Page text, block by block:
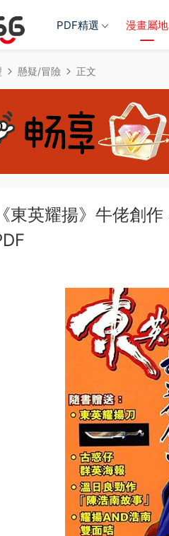
PDF精選 漫畫屬地
懸疑/冒險 正文
東英耀揚》牛佬創